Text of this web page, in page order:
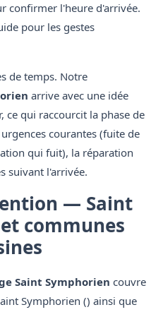
confirmer l'heure d'arrivée.
pour les gestes
de temps. Notre
arrive avec une idée
ce qui raccourcit la phase de
courantes (fuite de
qui fuit), la réparation
suivant l'arrivée.
— Saint
communes
Saint Symphorien couvre
Symphorien () ainsi que